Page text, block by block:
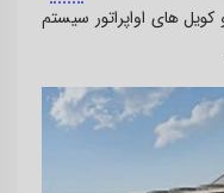
های اواپراتور سیستم